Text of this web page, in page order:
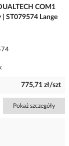
COM1
ST079574 Lange
775,71 zł/szt
Pokaż szczegóły